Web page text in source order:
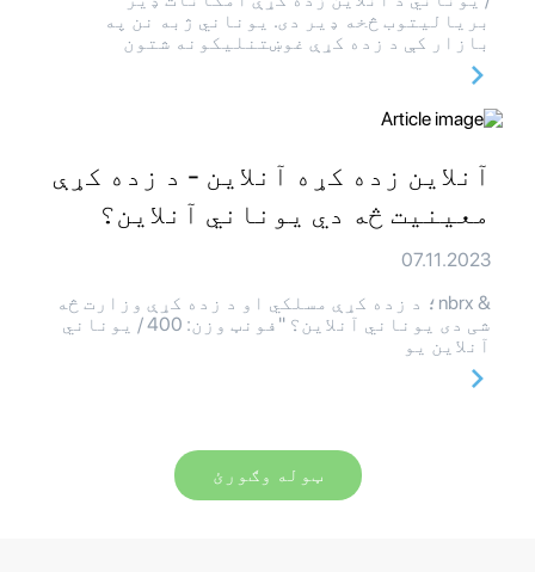
بریالیتوب څخه ډیر دی. یوناني ژبه نن په
بازار کې د زده کړې غوښتنلیکونه شتون
آنلاین زده کړه آنلاین - د زده کړې
معینیت څه دي یوناني آنلاین؟
07.11.2023
& nbrx؛ د زده کړې مسلکي او د زده کړې وزارت څه
شی دی یوناني آنلاین؟ "فونټ وزن: 400 / یوناني
آنلاین یو
ټوله وګورئ